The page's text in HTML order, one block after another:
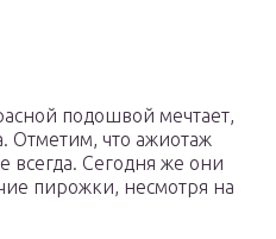
подошвой мечтает,
Отметим, что ажиотаж
всегда. Сегодня же они
пирожки, несмотря на